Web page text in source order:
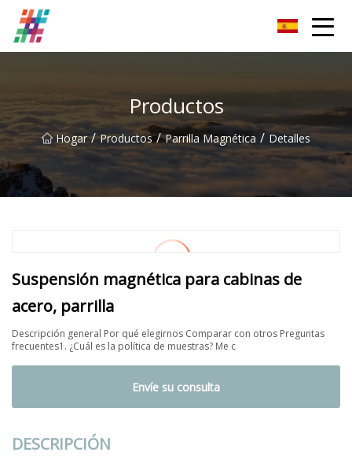
Productos
Hogar / Productos / Parrilla Magnética / Detalles
Suspensión magnética para cabinas de
acero, parrilla
Descripción general Por qué elegirnos Comparar con otros Preguntas
frecuentes1. ¿Cuál es la política de muestras? Me c
Envíe su consulta
DESCRIPCIÓN